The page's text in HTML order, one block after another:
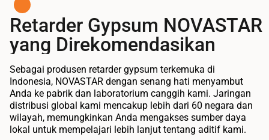
Retarder Gypsum NOVASTAR
yang Direkomendasikan
Sebagai produsen retarder gypsum terkemuka di
Indonesia, NOVASTAR dengan senang hati menyambut
Anda ke pabrik dan laboratorium canggih kami. Jaringan
distribusi global kami mencakup lebih dari 60 negara dan
wilayah, memungkinkan Anda mengakses sumber daya
lokal untuk mempelajari lebih lanjut tentang aditif kami.